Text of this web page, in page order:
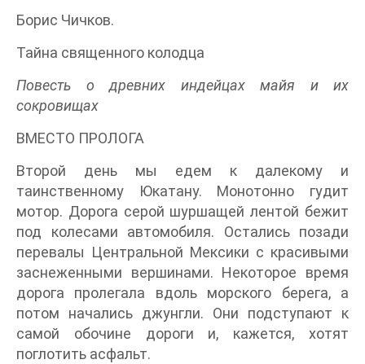
Борис Чичков.
Тайна священного колодца
Повесть о древних индейцах майя и их
сокровищах
ВМЕСТО ПРОЛОГА
Второй день мы едем к далекому и
таинственному Юкатану. Монотонно гудит
мотор. Дорога серой шуршащей лентой бежит
под колесами автомобиля. Остались позади
перевалы Центральной Мексики с красивыми
заснеженными вершинами. Некоторое время
дорога пролегала вдоль морского берега, а
потом начались джунгли. Они подступают к
самой обочине дороги и, кажется, хотят
поглотить асфальт.